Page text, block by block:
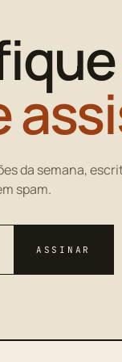
da semana,
spam.
ASSINAR